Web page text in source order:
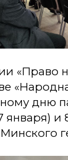
«Право
дню
января)